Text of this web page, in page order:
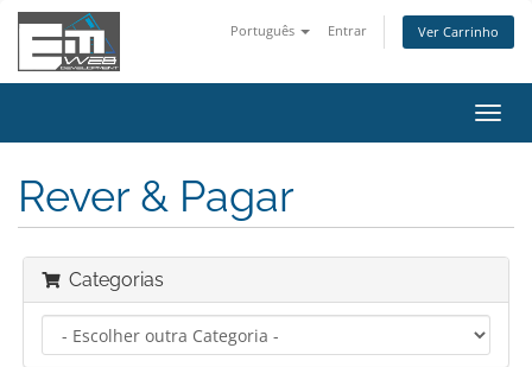
Português Entrar Ver Carrinho
Rever & Pagar
Categorias